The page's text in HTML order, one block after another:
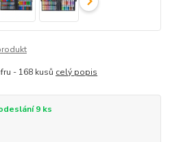
- 168 kusů celý popis
9 ks